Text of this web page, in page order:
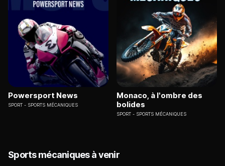
Powersport News
SPORT SPORTS MÉCANIQUES
Monaco, à l'ombre des
bolides
SPORT SPORTS MÉCANIQUES
Sports mécaniques à venir